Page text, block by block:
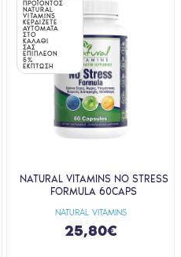
ΠΡΟΪΟΝΤΟΣ
NATURAL
VITAMINS
ΚΕΡΔΙΖΕΤΕ
ΑΥΤΟΜΑΤΑ
ΣΤΟ
ΚΑΛΑΘΙ
ΣΑΣ
ΕΠΙΠΛΕΟΝ
5%
ΕΚΠΤΩΣΗ
NATURAL VITAMINS
NATURAL VITAMINS NO STRESS
FORMULA 60CAPS
25,80€